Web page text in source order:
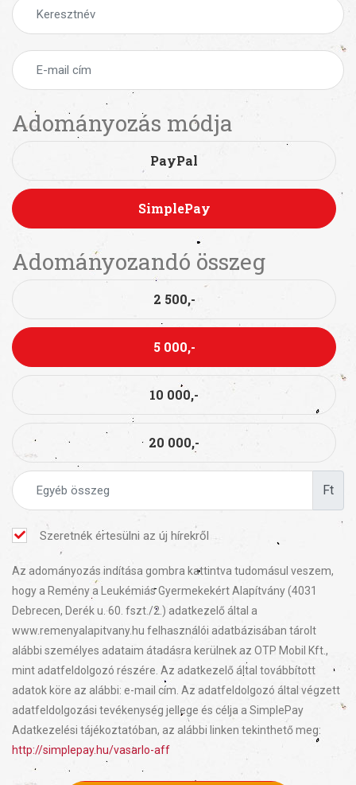
Adományozás módja
PayPal
SimplePay
Adományozandó összeg
2 500,-
5 000,-
10 000,-
20 000,-
Ft
Szeretnék értesülni az új hírekről
Az adományozás indítása gombra kattintva tudomásul veszem,
hogy a Remény a Leukémiás Gyermekekért Alapítvány (4031
Debrecen, Derék u. 60. fszt./2.) adatkezelő által a
www.remenyalapitvany.hu felhasználói adatbázisában tárolt
alábbi személyes adataim átadásra kerülnek az OTP Mobil Kft.,
mint adatfeldolgozó részére. Az adatkezelő által továbbított
adatok köre az alábbi: e-mail cím. Az adatfeldolgozó által végzett
adatfeldolgozási tevékenység jellege és célja a SimplePay
Adatkezelési tájékoztatóban, az alábbi linken tekinthető meg:
http://simplepay.hu/vasarlo-aff